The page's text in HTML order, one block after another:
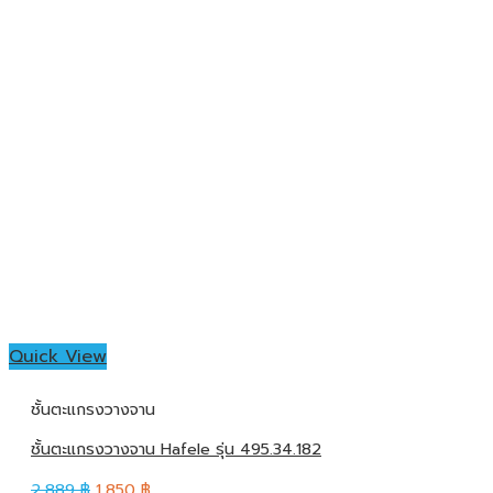
Quick View
ชั้นตะแกรงวางจาน
ชั้นตะแกรงวางจาน Hafele รุ่น 495.34.182